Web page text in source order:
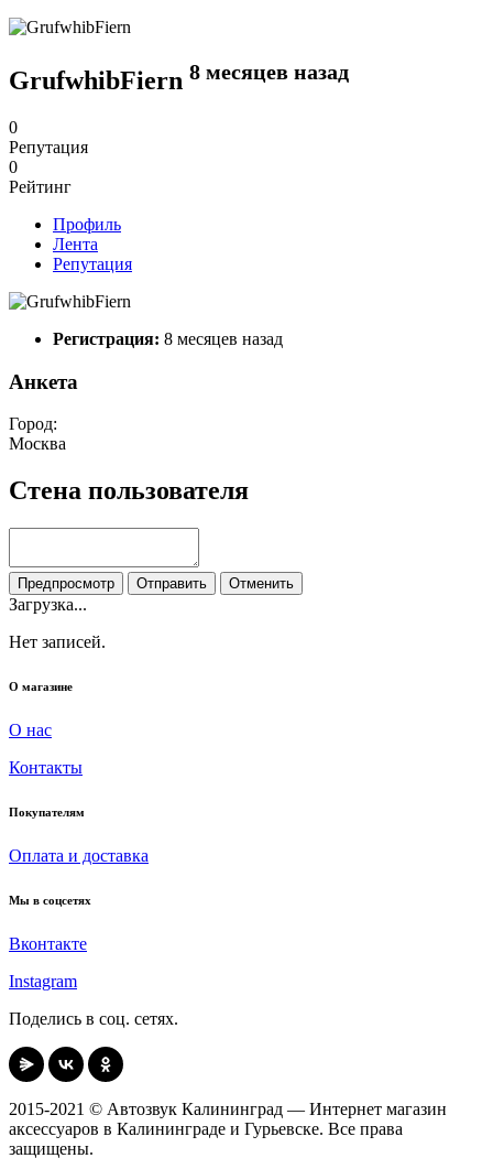
GrufwhibFiern 8 месяцев назад
0
Репутация
0
Рейтинг
Профиль
Лента
Репутация
Регистрация: 8 месяцев назад
Анкета
Город:
Москва
Стена пользователя
Предпросмотр Отправить Отменить
Загрузка...
Нет записей.
О магазине
О нас
Контакты
Покупателям
Оплата и доставка
Мы в соцсетях
Вконтакте
Instagram
Поделись в соц. сетях.
2015-2021 © Автозвук Калининград — Интернет магазин
аксессуаров в Калининграде и Гурьевске. Все права
защищены.